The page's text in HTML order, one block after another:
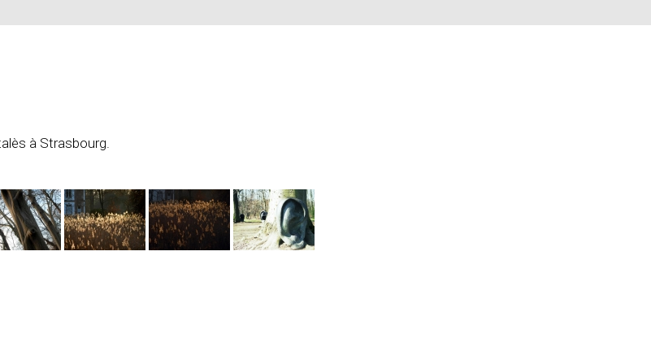
à Strasbourg.